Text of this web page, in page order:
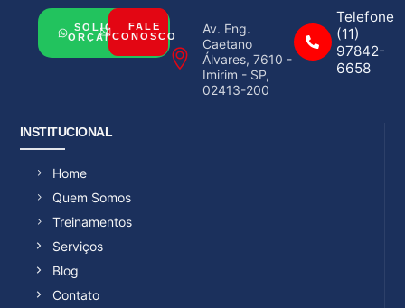
SOLICITAR
ORÇAMENTO
FALE
CONOSCO
Av. Eng.
Caetano
Álvares, 7610 -
Imirim - SP,
02413-200
Telefone
(11)
97842-
6658
INSTITUCIONAL
Home
Quem Somos
Treinamentos
Serviços
Blog
Contato